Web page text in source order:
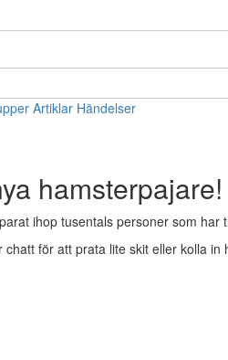
Artiklar Händelser
hamsterpajare!
ihop tusentals personer som har
chatt för att prata lite skit eller kolla